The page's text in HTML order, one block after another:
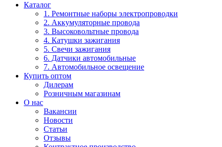
Каталог
1. Ремонтные наборы электропроводки
2. Аккумуляторные провода
3. Высоковольтные провода
4. Катушки зажигания
5. Свечи зажигания
6. Датчики автомобильные
7. Автомобильное освещение
Купить оптом
Дилерам
Розничным магазинам
О нас
Вакансии
Новости
Статьи
Отзывы